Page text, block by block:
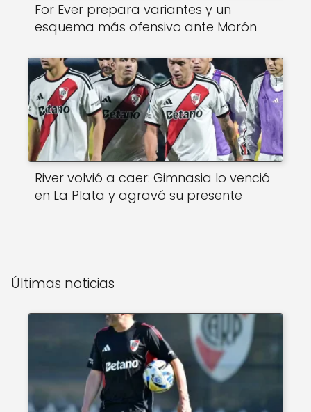
For Ever prepara variantes y un
esquema más ofensivo ante Morón
River volvió a caer: Gimnasia lo venció
en La Plata y agravó su presente
Últimas noticias